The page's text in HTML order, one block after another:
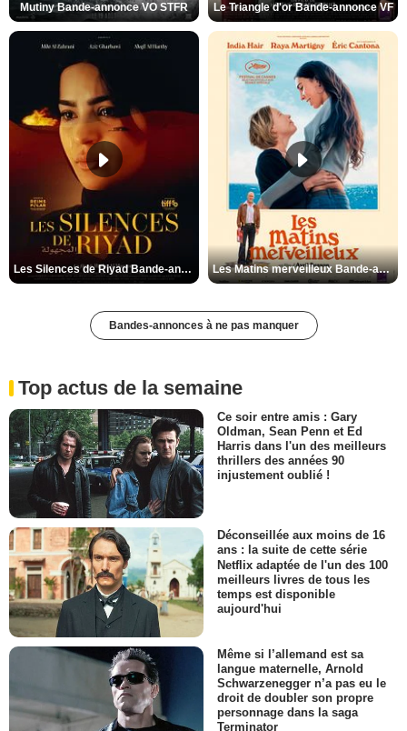
Mutiny Bande-annonce VO STFR Le Triangle d'or Bande-annonce VF
Les Silences de Riyad Bande-annonce VO STFR Les Matins merveilleux Bande-annonce VF
Bandes-annonces à ne pas manquer
Top actus de la semaine
Ce soir entre amis : Gary
Oldman, Sean Penn et Ed
Harris dans l'un des meilleurs
thrillers des années 90
injustement oublié !
Déconseillée aux moins de 16
ans : la suite de cette série
Netflix adaptée de l'un des 100
meilleurs livres de tous les
temps est disponible
aujourd'hui
Même si l’allemand est sa
langue maternelle, Arnold
Schwarzenegger n’a pas eu le
droit de doubler son propre
personnage dans la saga
Terminator